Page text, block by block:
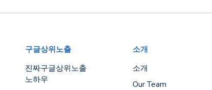
구글상위노출
진짜구글상위노출
노하우
소개
소개
Our Team